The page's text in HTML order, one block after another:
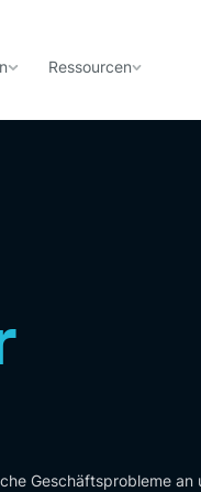
Ressourcen
Geschäftsprobleme an